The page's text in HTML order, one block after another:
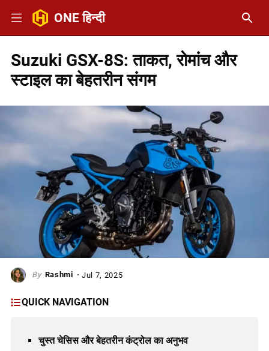
ONE हिन्दी
Suzuki GSX-8S: ताकत, रोमांच और
स्टाइल का बेहतरीन संगम
Rashmi Jul 7, 2025
QUICK NAVIGATION
चुस्त चेसिस और बेहतरीन कंट्रोल का अनुभव